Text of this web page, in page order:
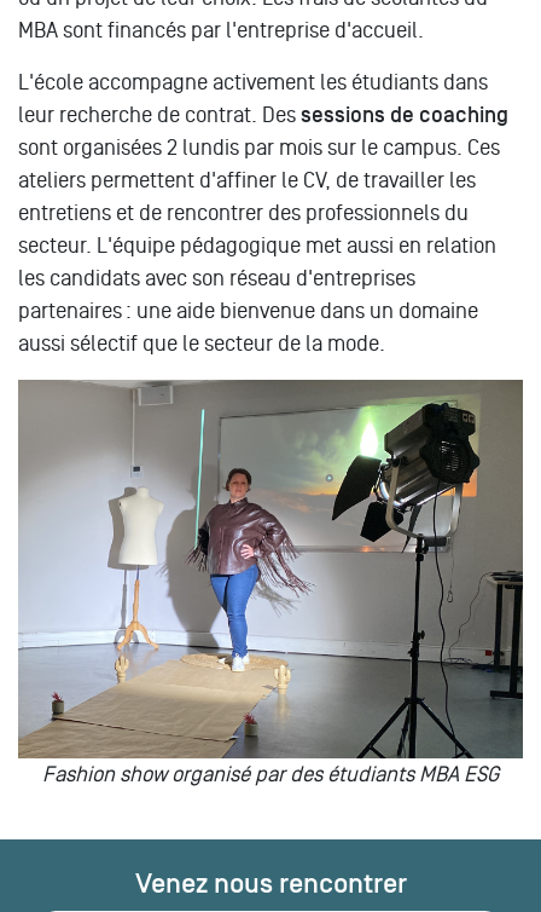
MBA sont financés par l'entreprise d'accueil.
L'école accompagne activement les étudiants dans
leur recherche de contrat. Des sessions de coaching
sont organisées 2 lundis par mois sur le campus. Ces
ateliers permettent d'affiner le CV, de travailler les
entretiens et de rencontrer des professionnels du
secteur. L'équipe pédagogique met aussi en relation
les candidats avec son réseau d'entreprises
partenaires : une aide bienvenue dans un domaine
aussi sélectif que le secteur de la mode.
Fashion show organisé par des étudiants MBA ESG
Venez nous rencontrer